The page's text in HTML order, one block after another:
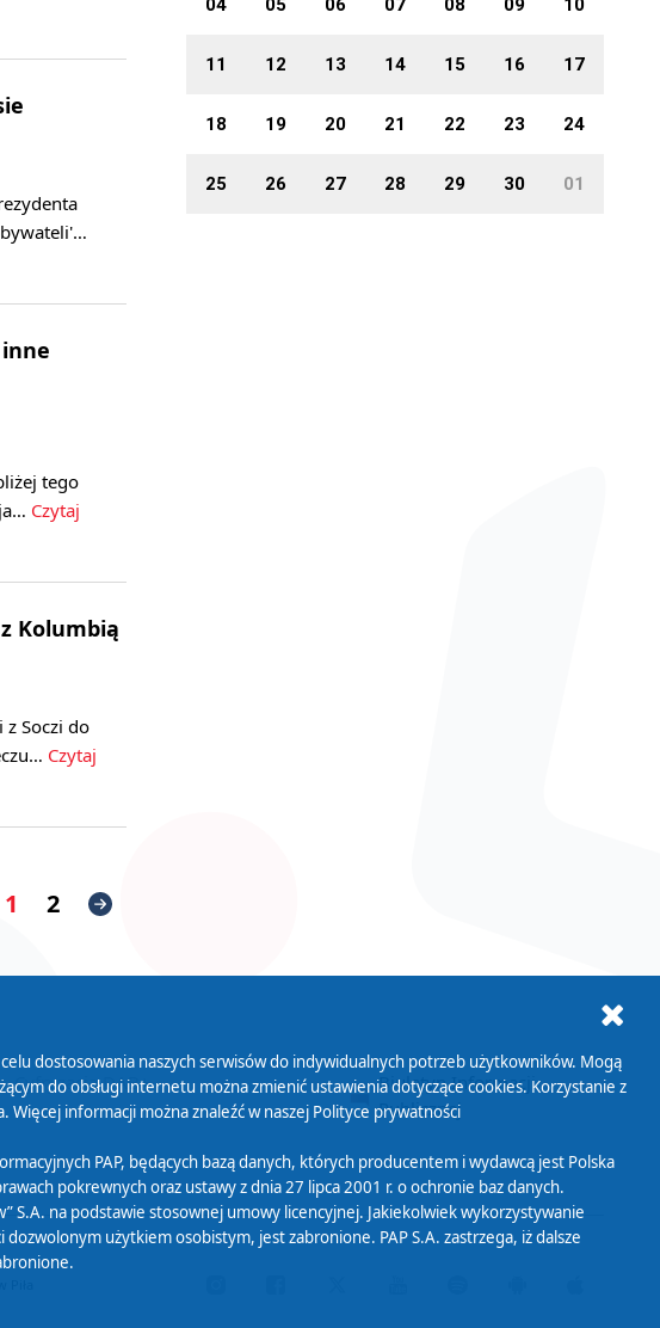
tego
Czytaj
Kolumbią
z Soczi do
Czytaj
1 2
04 05 06 07 08 09 10
11 12 13 14 15 16 17
18 19 20 21 22 23 24
25 26 27 28 29 30 01
Cyfryzacja DAB+
Biuletyn Informacji
Publicznej
dostosowania naszych serwisów do indywidualnych potrzeb użytkowników. Mogą
do obsługi internetu można zmienić ustawienia dotyczące cookies. Korzystanie z
Więcej informacji można znaleźć w naszej Polityce prywatności
PAP, będących bazą danych, których producentem i wydawcą jest Polska
pokrewnych oraz ustawy z dnia 27 lipca 2001 r. o ochronie baz danych.
S.A. na podstawie stosownej umowy licencyjnej. Jakiekolwiek wykorzystywanie
użytkiem osobistym, jest zabronione. PAP S.A. zastrzega, iż dalsze